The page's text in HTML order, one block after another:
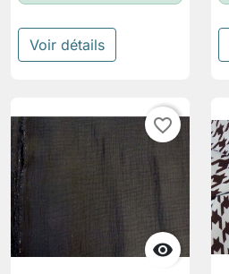
Voir détails

favorite_border